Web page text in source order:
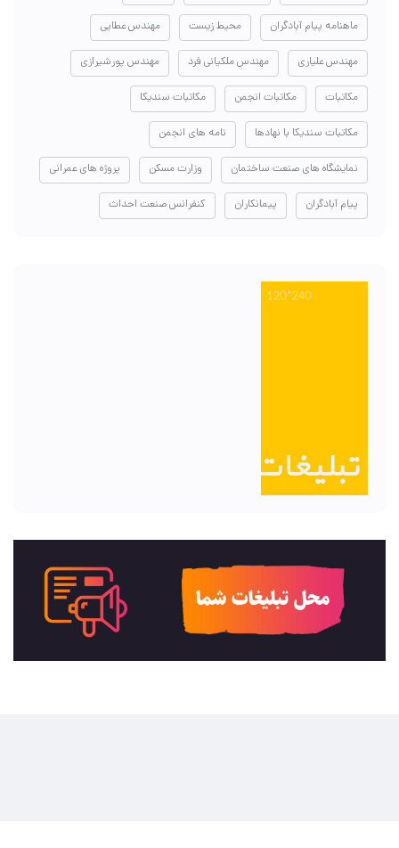
ماهنامه پیام آبادگران محیط زیست مهندس عطایی
مهندس علیاری مهندس ملکیانی فرد مهندس پورشیرازی
مکاتبات مکاتبات انجمن مکاتبات سندیکا
مکاتبات سندیکا با نهادها نامه های انجمن
نمایشگاه های صنعت ساختمان وزارت مسکن پروژه های عمرانی
پیام آبادگران پیمانکاران کنفرانس صنعت احداث